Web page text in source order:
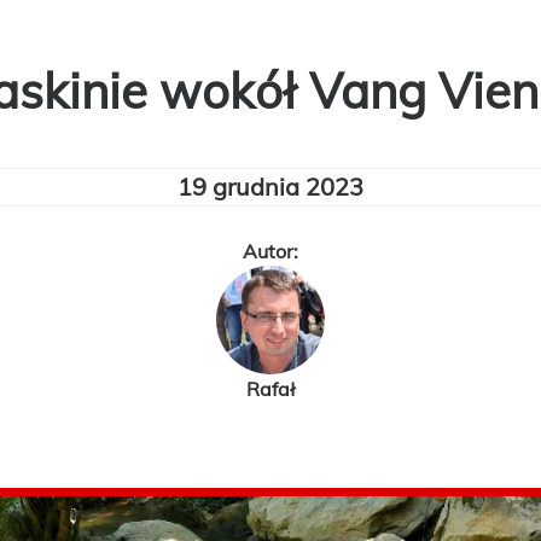
wokół Vang
19 grudnia 2023
Autor:
Rafał